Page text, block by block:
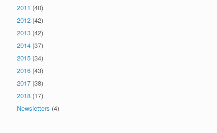
2011 (40)
2012 (42)
2013 (42)
2014 (37)
2015 (34)
2016 (43)
2017 (38)
2018 (17)
Newsletters (4)